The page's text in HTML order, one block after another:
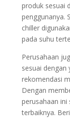
produk sesuai
penggunanya.
chiller
pada suhu
Perusahaan
sesuai dengan
rekomendasi
Dengan
perusahaan ini
terbaiknya.